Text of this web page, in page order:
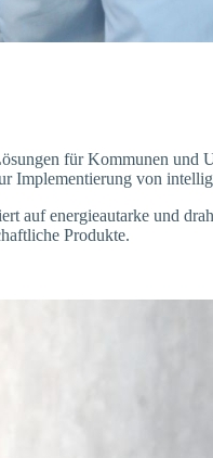
für Kommunen und
Implementierung von
auf energieautarke und
Produkte.